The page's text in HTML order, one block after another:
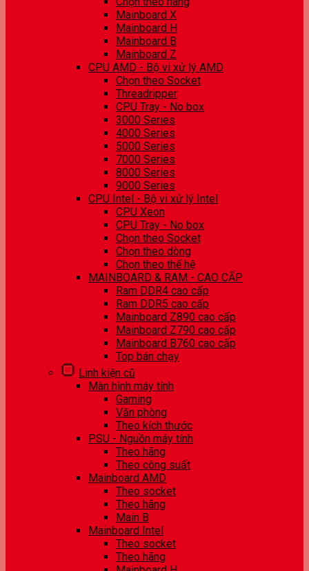
Mainboard X
Mainboard H
Mainboard B
Mainboard Z
CPU AMD - Bộ vi xử lý AMD
Chọn theo Socket
Threadripper
CPU Tray - No box
3000 Series
4000 Series
5000 Series
7000 Series
8000 Series
9000 Series
CPU Intel - Bộ vi xử lý Intel
CPU Xeon
CPU Tray - No box
Chọn theo Socket
Chọn theo dòng
Chọn theo thế hệ
MAINBOARD & RAM - CAO CẤP
Ram DDR4 cao cấp
Ram DDR5 cao cấp
Mainboard Z890 cao cấp
Mainboard Z790 cao cấp
Mainboard B760 cao cấp
Top bán chạy
Linh kiện cũ
Màn hình máy tính
Gaming
Văn phòng
Theo kích thước
PSU - Nguồn máy tính
Theo hãng
Theo công suất
Mainboard AMD
Theo socket
Theo hãng
Main B
Mainboard Intel
Theo socket
Theo hãng